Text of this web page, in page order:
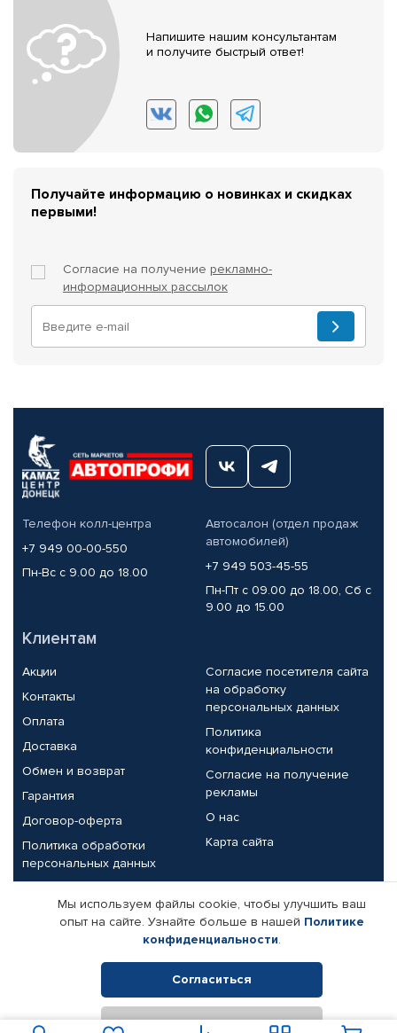
Напишите нашим консультантам
и получите быстрый ответ!
Получайте информацию о новинках и скидках
первыми!
Согласие на получение рекламно-
информационных рассылок
Телефон колл-центра
+7 949 00-00-550
Пн-Вс с 9.00 до 18.00
Автосалон (отдел продаж
автомобилей)
+7 949 503-45-55
Пн-Пт с 09.00 до 18.00, Сб с
9.00 до 15.00
Клиентам
Акции
Контакты
Оплата
Доставка
Обмен и возврат
Гарантия
Договор-оферта
Политика обработки
персональных данных
Согласие посетителя сайта
на обработку
персональных данных
Политика
конфиденциальности
Согласие на получение
рекламы
О нас
Карта сайта
Партнерам
Корпоративным клиентам
Поставщикам
Реквизиты компании
© КАМАЗ ЦЕНТР ДОНЕЦК, 2015-2026. Все права защищены.
Мы используем файлы cookie, чтобы улучшить ваш
опыт на сайте. Узнайте больше в нашей Политике
конфиденциальности.
Согласиться
Отклонить